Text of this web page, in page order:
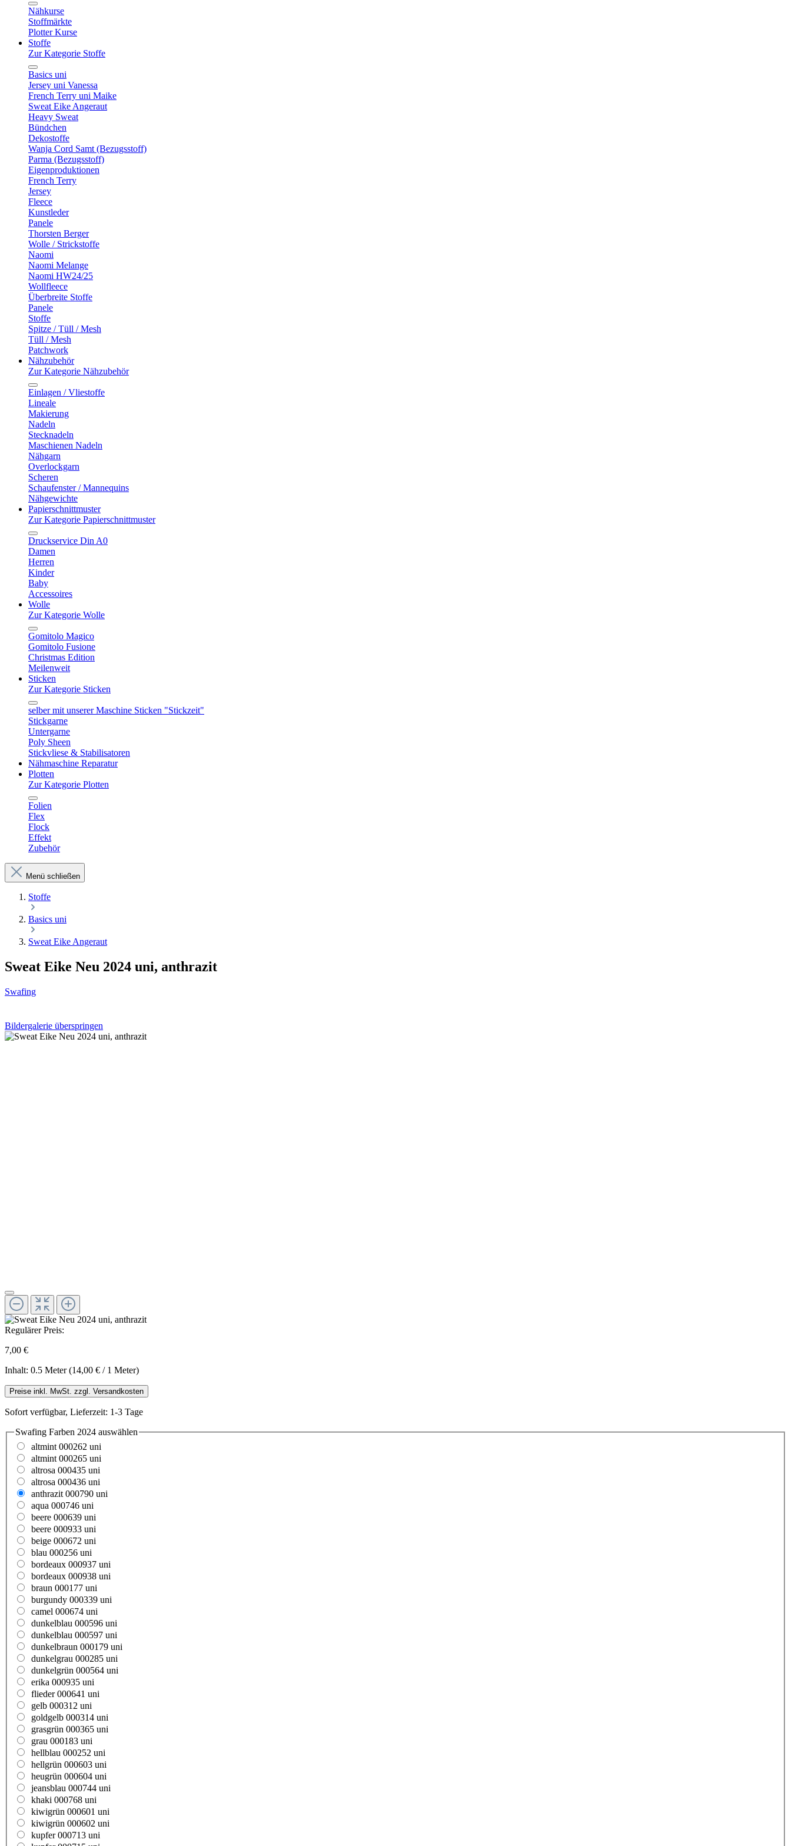
Nähkurse
Stoffmärkte
Plotter Kurse
Stoffe
Zur Kategorie Stoffe
Basics uni
Jersey uni Vanessa
French Terry uni Maike
Sweat Eike Angeraut
Heavy Sweat
Bündchen
Dekostoffe
Wanja Cord Samt (Bezugsstoff)
Parma (Bezugsstoff)
Eigenproduktionen
French Terry
Jersey
Fleece
Kunstleder
Panele
Thorsten Berger
Wolle / Strickstoffe
Naomi
Naomi Melange
Naomi HW24/25
Wollfleece
Überbreite Stoffe
Panele
Stoffe
Spitze / Tüll / Mesh
Tüll / Mesh
Patchwork
Nähzubehör
Zur Kategorie Nähzubehör
Einlagen / Vliestoffe
Lineale
Makierung
Nadeln
Stecknadeln
Maschienen Nadeln
Nähgarn
Overlockgarn
Scheren
Schaufenster / Mannequins
Nähgewichte
Papierschnittmuster
Zur Kategorie Papierschnittmuster
Druckservice Din A0
Damen
Herren
Kinder
Baby
Accessoires
Wolle
Zur Kategorie Wolle
Gomitolo Magico
Gomitolo Fusione
Christmas Edition
Meilenweit
Sticken
Zur Kategorie Sticken
selber mit unserer Maschine Sticken "Stickzeit"
Stickgarne
Untergarne
Poly Sheen
Stickvliese & Stabilisatoren
Nähmaschine Reparatur
Plotten
Zur Kategorie Plotten
Folien
Flex
Flock
Effekt
Zubehör
Menü schließen
Stoffe
Basics uni
Sweat Eike Angeraut
Sweat Eike Neu 2024 uni, anthrazit
Swafing
Bildergalerie überspringen
Regulärer Preis:
7,00 €
Inhalt: 0.5 Meter(14,00 € / 1 Meter)
Preise inkl. MwSt. zzgl. Versandkosten
Sofort verfügbar, Lieferzeit: 1-3 Tage
Swafing Farben 2024 auswählen
altmint 000262 uni
altmint 000265 uni
altrosa 000435 uni
altrosa 000436 uni
anthrazit 000790 uni
aqua 000746 uni
beere 000639 uni
beere 000933 uni
beige 000672 uni
blau 000256 uni
bordeaux 000937 uni
bordeaux 000938 uni
braun 000177 uni
burgundy 000339 uni
camel 000674 uni
dunkelblau 000596 uni
dunkelblau 000597 uni
dunkelbraun 000179 uni
dunkelgrau 000285 uni
dunkelgrün 000564 uni
erika 000935 uni
flieder 000641 uni
gelb 000312 uni
goldgelb 000314 uni
grasgrün 000365 uni
grau 000183 uni
hellblau 000252 uni
hellgrün 000603 uni
heugrün 000604 uni
jeansblau 000744 uni
khaki 000768 uni
kiwigrün 000601 uni
kiwigrün 000602 uni
kupfer 000713 uni